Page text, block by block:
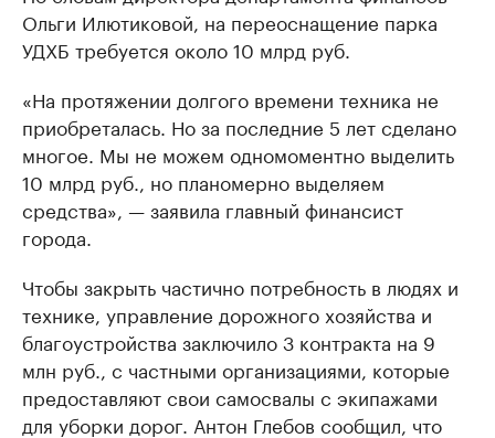
Ольги Илютиковой, на переоснащение парка
УДХБ требуется около 10 млрд руб.
«На протяжении долгого времени техника не
приобреталась. Но за последние 5 лет сделано
многое. Мы не можем одномоментно выделить
10 млрд руб., но планомерно выделяем
средства», — заявила главный финансист
города.
Чтобы закрыть частично потребность в людях и
технике, управление дорожного хозяйства и
благоустройства заключило 3 контракта на 9
млн руб., с частными организациями, которые
предоставляют свои самосвалы с экипажами
для уборки дорог. Антон Глебов сообщил, что